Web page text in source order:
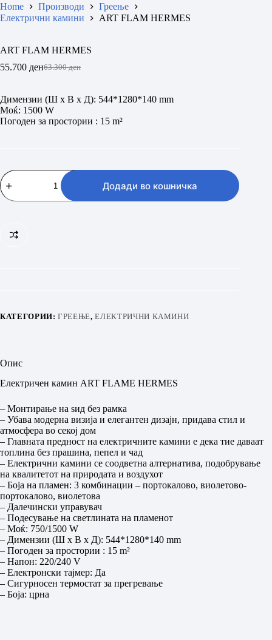
Home Производи
Греење
Електрични камини
ART FLAM HERMES
ART FLAM HERMES
63.300ден
Original
was:
63.300 ден.
55.700 денCurrent
is:
55.700 ден.
Димензии (Ш x В x Д): 544*1280*140 mm
Моќ: 1500 W
Погоден за простории : 15 m²
ART
FLAM
HERMES
Додади во кошничка
КАТЕГОРИИ:ГРЕЕЊЕ,ЕЛЕКТРИЧНИ КАМИНИ
Опис
Електричен камин ART FLAME HERMES
– Монтирање на ѕид без рамка
– Убава модерна визија и елегантен дизајн, придава стил и
атмосфера во секој дом
– Главната предност на електричните камини е дека тие даваат
топлина без прашина, пепел и чад
– Електрични камини се соодветна алтернатива, подобрување
на квалитетот на природата и воздухот
– Боја на пламен: 3 комбинации – портокалово, виолетово-
портокалово, виолетова
– Далечински управувач
– Подесување на светлината на пламенот
– Моќ: 750/1500 W
– Димензии (Ш x В x Д): 544*1280*140 mm
– Погоден за простории : 15 m²
– Напон: 220/240 V
– Електронски тајмер: Да
– Сигурносен термостат за прегревање
– Боја: црна